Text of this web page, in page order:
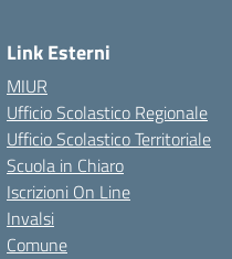
Link Esterni
MIUR
Ufficio Scolastico Regionale
Ufficio Scolastico Territoriale
Scuola in Chiaro
Iscrizioni On Line
Invalsi
Comune